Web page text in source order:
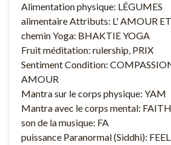
Alimentation physique: LÉGUMES
alimentaire Attributs: L' AMOUR
chemin Yoga: BHAKTIE YOGA
Fruit méditation: rulership, PRIX
Sentiment Condition:
AMOUR
Mantra sur le corps physique: YAM
Mantra avec le corps mental: FAITH
son de la musique: FA
puissance Paranormal (Siddhi):